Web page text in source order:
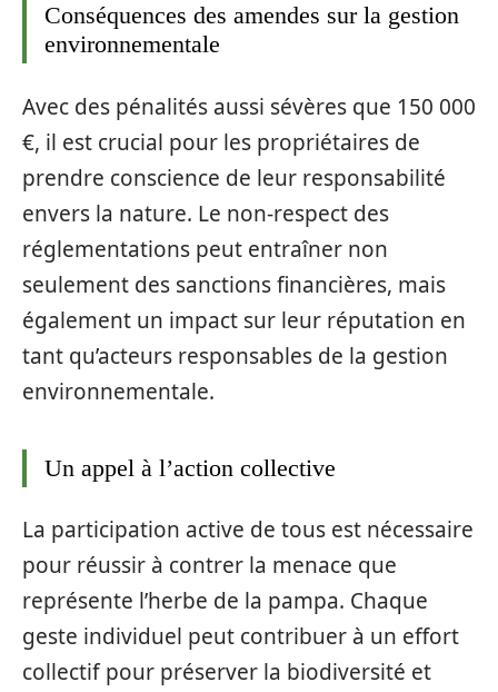
Conséquences des amendes sur la gestion
environnementale
Avec des pénalités aussi sévères que 150 000
€, il est crucial pour les propriétaires de
prendre conscience de leur responsabilité
envers la nature. Le non-respect des
réglementations peut entraîner non
seulement des sanctions financières, mais
également un impact sur leur réputation en
tant qu’acteurs responsables de la gestion
environnementale.
Un appel à l’action collective
La participation active de tous est nécessaire
pour réussir à contrer la menace que
représente l’herbe de la pampa. Chaque
geste individuel peut contribuer à un effort
collectif pour préserver la biodiversité et